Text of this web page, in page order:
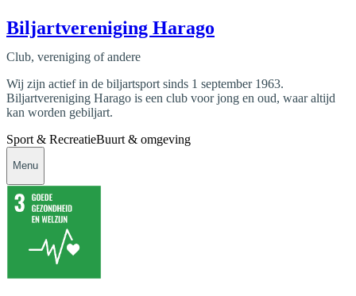
Biljartvereniging Harago
Club, vereniging of andere
Wij zijn actief in de biljartsport sinds 1 september 1963.
Biljartvereniging Harago is een club voor jong en oud, waar altijd
kan worden gebiljart.
Sport & RecreatieBuurt & omgeving
Menu